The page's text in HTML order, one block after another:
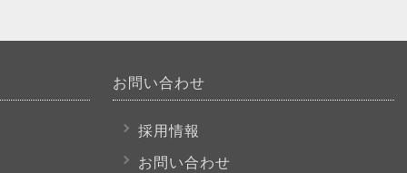
お問い合わせ
採用情報
お問い合わせ